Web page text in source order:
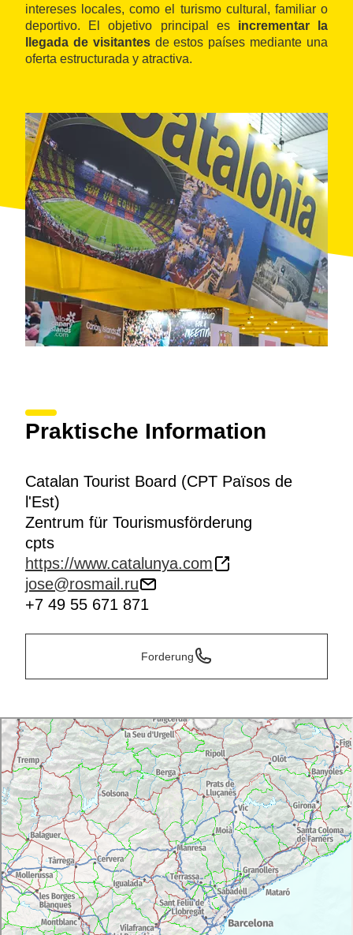
intereses locales, como el turismo cultural, familiar o
deportivo. El objetivo principal es incrementar la
llegada de visitantesde estos países mediante una
oferta estructurada y atractiva.
Praktische Information
Catalan Tourist Board (CPT Països de
l'Est)
Zentrum für Tourismusförderung
cpts
https://www.catalunya.com
jose@rosmail.ru
+7 49 55 671 871
Forderung